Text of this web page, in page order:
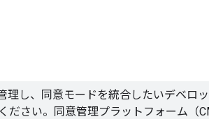
理し、同意モードを統合したいデベロ
ださい。同意管理プラットフォーム（